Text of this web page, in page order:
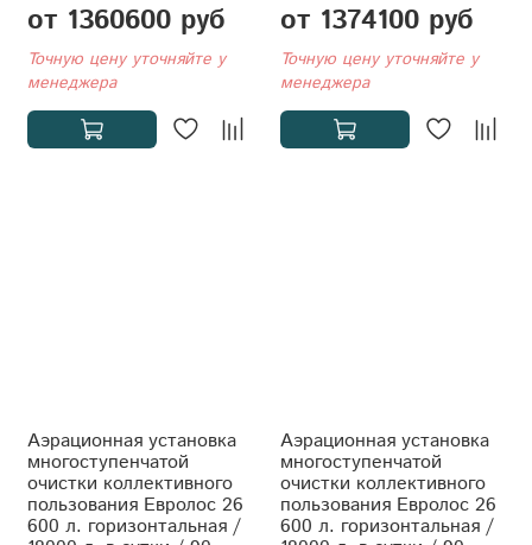
от 1360600 руб
Точную цену уточняйте у
менеджера
от 1374100 руб
Точную цену уточняйте у
менеджера
Аэрационная установка
многоступенчатой
очистки коллективного
пользования Евролос 26
600 л. горизонтальная /
Аэрационная установка
многоступенчатой
очистки коллективного
пользования Евролос 26
600 л. горизонтальная /